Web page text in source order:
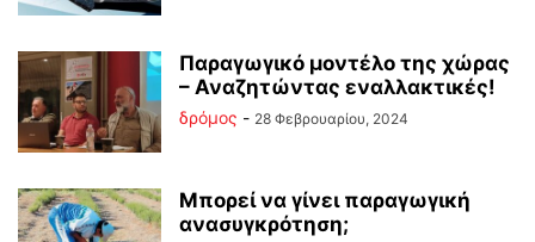
Παραγωγικό μοντέλο της χώρας
– Αναζητώντας εναλλακτικές!
δρόμος - 28 Φεβρουαρίου, 2024
Μπορεί να γίνει παραγωγική
ανασυγκρότηση;